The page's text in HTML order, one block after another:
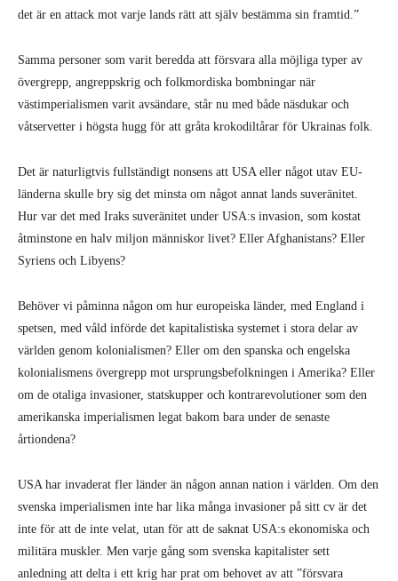
det är en attack mot varje lands rätt att själv bestämma sin framtid.”
Samma personer som varit beredda att försvara alla möjliga typer av
övergrepp, angreppskrig och folkmordiska bombningar när
västimperialismen varit avsändare, står nu med både näsdukar och
våtservetter i högsta hugg för att gråta krokodiltårar för Ukrainas folk.
Det är naturligtvis fullständigt nonsens att USA eller något utav EU-
länderna skulle bry sig det minsta om något annat lands suveränitet.
Hur var det med Iraks suveränitet under USA:s invasion, som kostat
åtminstone en halv miljon människor livet? Eller Afghanistans? Eller
Syriens och Libyens?
Behöver vi påminna någon om hur europeiska länder, med England i
spetsen, med våld införde det kapitalistiska systemet i stora delar av
världen genom kolonialismen? Eller om den spanska och engelska
kolonialismens övergrepp mot ursprungsbefolkningen i Amerika? Eller
om de otaliga invasioner, statskupper och kontrarevolutioner som den
amerikanska imperialismen legat bakom bara under de senaste
årtiondena?
USA har invaderat fler länder än någon annan nation i världen. Om den
svenska imperialismen inte har lika många invasioner på sitt cv är det
inte för att de inte velat, utan för att de saknat USA:s ekonomiska och
militära muskler. Men varje gång som svenska kapitalister sett
anledning att delta i ett krig har prat om behovet av att ”försvara